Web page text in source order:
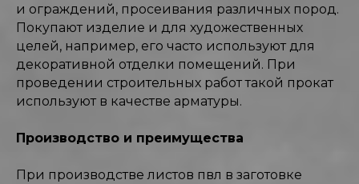
и ограждений, просеивания различных пород.
Покупают изделие и для художественных
целей, например, его часто используют для
декоративной отделки помещений. При
проведении строительных работ такой прокат
используют в качестве арматуры.
Производство и преимущества
При производстве листов пвл в заготовке